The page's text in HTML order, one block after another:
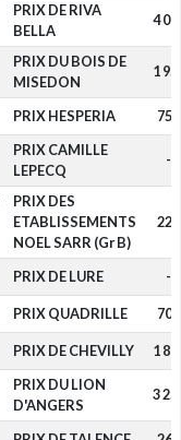
PRIX DE RIVA
BELLA
4
PRIX DU BOIS DE
MISEDON
1
PRIX HESPERIA 750
PRIX CAMILLE
LEPECQ
-
PRIX DES
ETABLISSEMENTS
NOEL SARR (Gr B)
220
PRIX DE LURE -
PRIX QUADRILLE 700
PRIX DE CHEVILLY 1
PRIX DU LION
D'ANGERS
3